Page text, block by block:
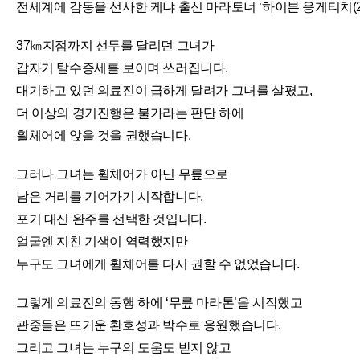
전세계에 감동을 선사한 케냐 출신 마라토너 ‘하이븐 응게티치
37㎞지점까지 선두를 달리던 그녀가
갑자기 탈수증세를 보이며 쓰러집니다.
대기하고 있던 의료진이 급하게 달려가 그녀를 살폈고,
더 이상의 경기진행은 불가라는 판단 하에
휠체어에 앉을 것을 권했습니다.
그러나 그녀는 휠체어가 아닌 무릎으로
남은 거리를 기어가기 시작합니다.
포기 대신 완주를 선택한 것입니다.
얼굴엔 지친 기색이 역력했지만
누구도 그녀에게 휠체어를 다시 권할 수 없었습니다.
그렇게 의료진의 동행 하에 ‘무릎 마라톤’을 시작했고
관중들은 뜨거운 환호성과 박수로 응원했습니다.
그리고 그녀는 누구의 도움도 받지 않고